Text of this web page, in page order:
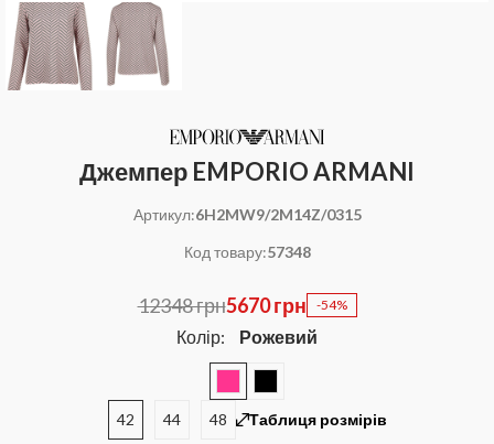
Джемпер EMPORIO ARMANI
Артикул:6H2MW9/2M14Z/0315
Код товару:57348
12348 грн5670 грн -54%
Колір: Рожевий
42 44 48 Таблиця розмірів